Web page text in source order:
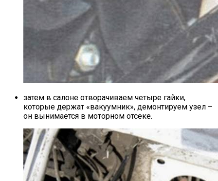
затем в салоне отворачиваем четыре гайки,
которые держат «вакуумник», демонтируем узел –
он вынимается в моторном отсеке.